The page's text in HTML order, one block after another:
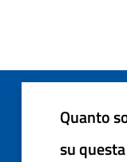
Quanto
su